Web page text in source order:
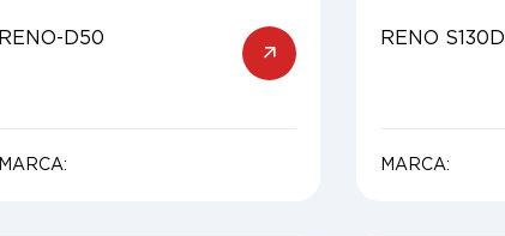
RENO-D50
MARCA:
RENO S130D
MARCA: